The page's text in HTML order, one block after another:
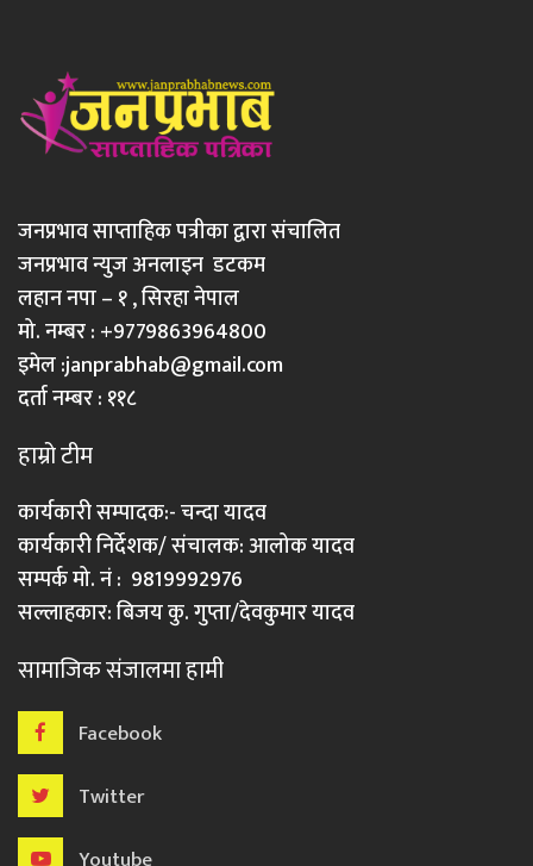
जनप्रभाव साप्ताहिक पत्रीका द्वारा संचालित
जनप्रभाव न्युज अनलाइन डटकम
लहान नपा – १ , सिरहा नेपाल
मो. नम्बर : +9779863964800
इमेल :janprabhab@gmail.com
दर्ता नम्बर : ११८
हाम्रो टीम
कार्यकारी सम्पादक:- चन्दा यादव
कार्यकारी निर्देशक/ संचालक: आलोक यादव
सम्पर्क मो. नं : 9819992976
सल्लाहकार: बिजय कु. गुप्ता/देवकुमार यादव
सामाजिक संजालमा हामी
Facebook
Twitter